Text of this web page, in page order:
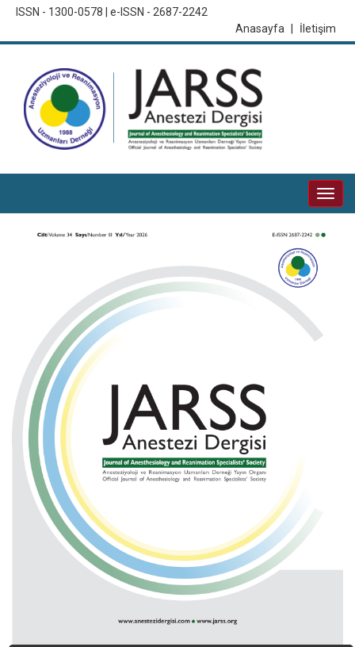
ISSN - 1300-0578 | e-ISSN - 2687-2242
İletişim
Anasayfa